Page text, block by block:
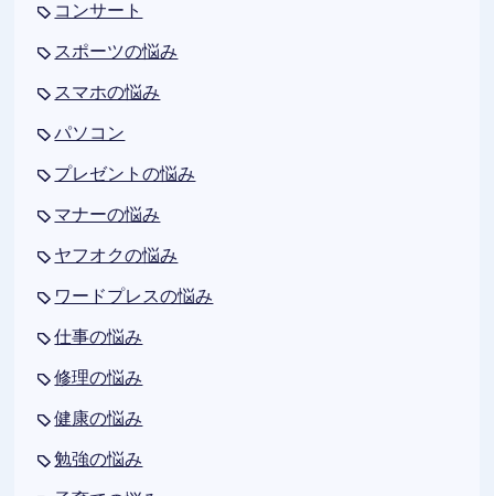
コンサート
スポーツの悩み
スマホの悩み
パソコン
プレゼントの悩み
マナーの悩み
ヤフオクの悩み
ワードプレスの悩み
仕事の悩み
修理の悩み
健康の悩み
勉強の悩み